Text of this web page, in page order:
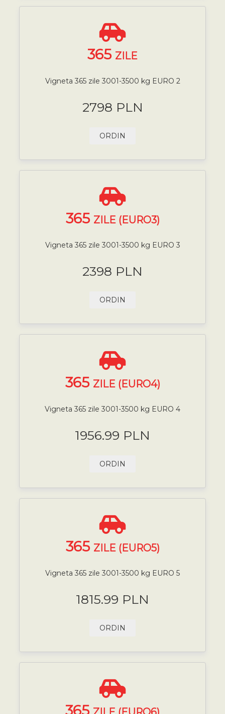
365 ZILE
Vigneta 365 zile 3001-3500 kg EURO 2
2798 PLN
ORDIN
365 ZILE (EURO3)
Vigneta 365 zile 3001-3500 kg EURO 3
2398 PLN
ORDIN
365 ZILE (EURO4)
Vigneta 365 zile 3001-3500 kg EURO 4
1956.99 PLN
ORDIN
365 ZILE (EURO5)
Vigneta 365 zile 3001-3500 kg EURO 5
1815.99 PLN
ORDIN
365